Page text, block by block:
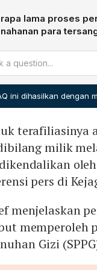
pihak ketiga.
verifikasi di portal
menemukan
memenuhi
adanya
para tersangka.
dengan pejabat
mereka
MBG.
lama proses
para
menyatakan
itu, perkara
berujung pada
Rutan Salemba
ini dihasilkan dengan
terafiliasinya
milik
pers di
menjelaskan
memperoleh
Gizi